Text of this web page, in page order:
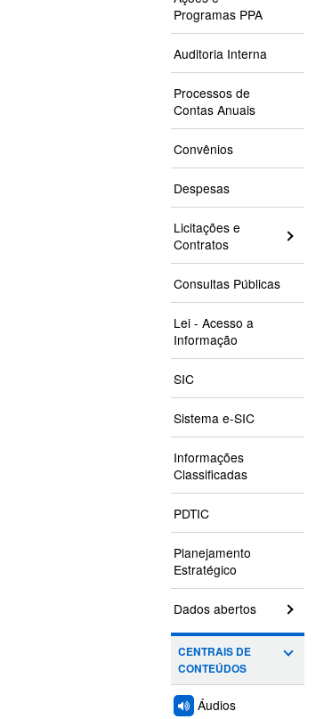
Programas PPA
Auditoria Interna
Processos de
Contas Anuais
Convênios
Despesas
Licitações e
Contratos
Consultas Públicas
Lei - Acesso a
Informação
SIC
Sistema e-SIC
Informações
Classificadas
PDTIC
Planejamento
Estratégico
Dados abertos
CENTRAIS DE
CONTEÚDOS
Áudios